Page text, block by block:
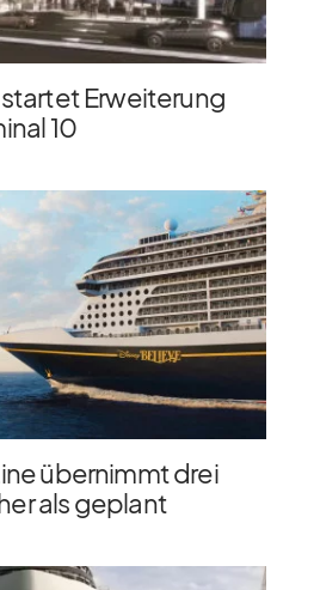
Erweiterung
10
übernimmt drei
als geplant